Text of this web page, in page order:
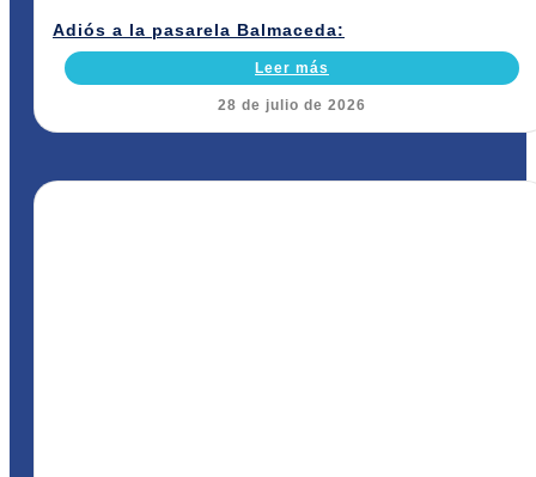
Adiós a la pasarela Balmaceda:
Leer más
28 de julio de 2026